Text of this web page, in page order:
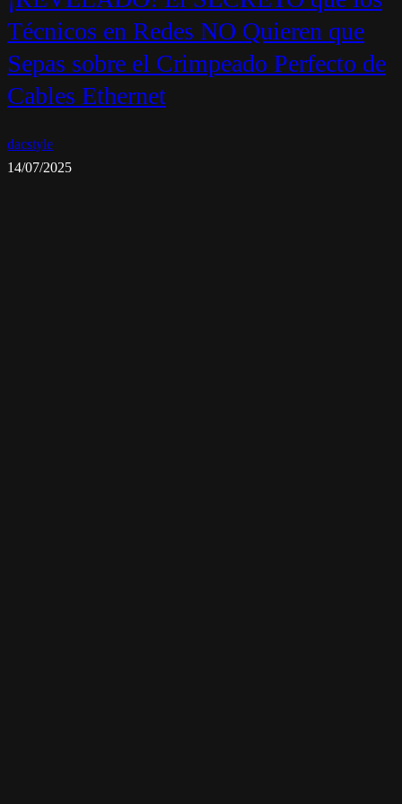
Técnicos en Redes NO Quieren que
Sepas sobre el Crimpeado Perfecto de
Cables Ethernet
dacstyle
14/07/2025